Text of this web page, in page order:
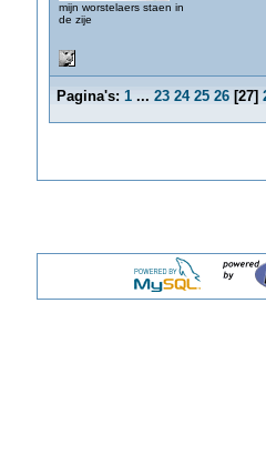
mijn worstelaers staen in
de zije
Pagina's: 1 ... 23 24 25 26[27]